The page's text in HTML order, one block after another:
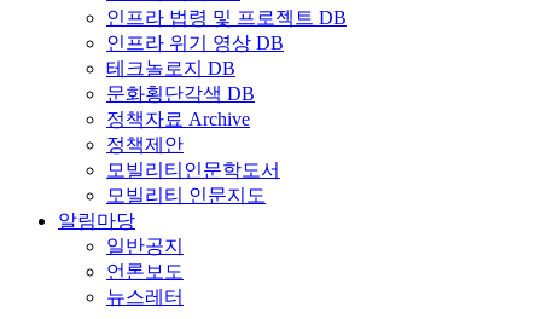
인프라 법령 및 프로젝트 DB
인프라 위기 영상 DB
테크놀로지 DB
문화횡단각색 DB
정책자료 Archive
정책제안
모빌리티인문학도서
모빌리티 인문지도
알림마당
일반공지
언론보도
뉴스레터